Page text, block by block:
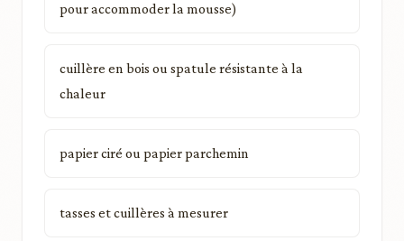
pour accommoder la mousse)
cuillère en bois ou spatule résistante à la
chaleur
papier ciré ou papier parchemin
tasses et cuillères à mesurer